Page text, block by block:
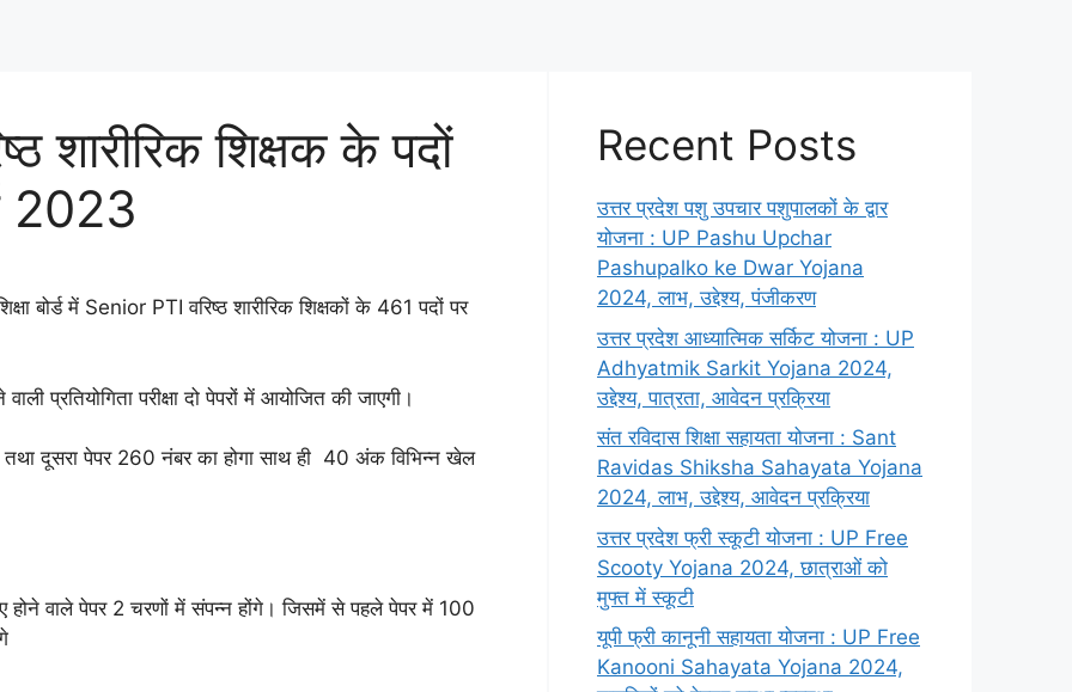
शारीरिक शिक्षक के पदों
2023
बोर्ड में Senior PTI वरिष्ठ शारीरिक शिक्षकों के 461 पदों पर
प्रतियोगिता परीक्षा दो पेपरों में आयोजित की जाएगी।
तथा दूसरा पेपर 260 नंबर का होगा साथ ही 40 अंक विभिन्न खेल
होने वाले पेपर 2 चरणों में संपन्न होंगे। जिसमें से पहले पेपर में 100
Recent Posts
उत्तर प्रदेश पशु उपचार पशुपालकों के द्वार
योजना : UP Pashu Upchar
Pashupalko ke Dwar Yojana
2024, लाभ, उद्देश्य, पंजीकरण
उत्तर प्रदेश आध्यात्मिक सर्किट योजना : UP
Adhyatmik Sarkit Yojana 2024,
उद्देश्य, पात्रता, आवेदन प्रक्रिया
संत रविदास शिक्षा सहायता योजना : Sant
Ravidas Shiksha Sahayata Yojana
2024, लाभ, उद्देश्य, आवेदन प्रक्रिया
उत्तर प्रदेश फ्री स्कूटी योजना : UP Free
Scooty Yojana 2024, छात्राओं को
मुफ्त में स्कूटी
यूपी फ्री कानूनी सहायता योजना : UP Free
Kanooni Sahayata Yojana 2024,